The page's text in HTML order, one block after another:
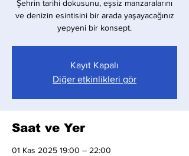
Şehrin tarihi dokusunu, eşsiz manzaralarını
ve denizin esintisini bir arada yaşayacağınız
yepyeni bir konsept.
Kayıt Kapalı
Diğer etkinlikleri gör
Saat ve Yer
01 Kas 2025 19:00 – 22:00